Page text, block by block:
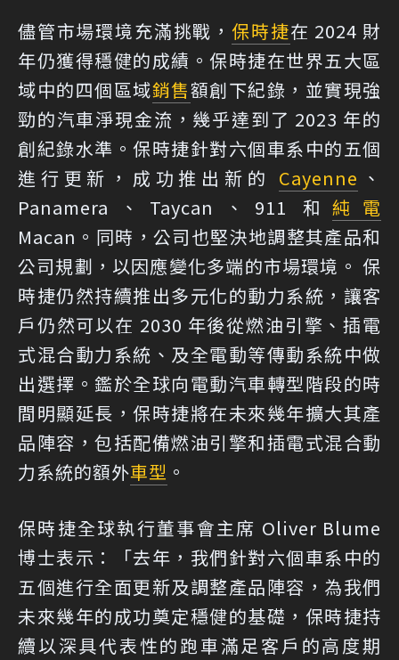
儘管市場環境充滿挑戰，保時捷在 2024 財
年仍獲得穩健的成績。保時捷在世界五大區
域中的四個區域銷售額創下紀錄，並實現強
勁的汽車淨現金流，幾乎達到了 2023 年的
創紀錄水準。保時捷針對六個車系中的五個
進行更新，成功推出新的 Cayenne 、
Panamera、Taycan、911 和純電
Macan。同時，公司也堅決地調整其產品和
公司規劃，以因應變化多端的市場環境。 保
時捷仍然持續推出多元化的動力系統，讓客
戶仍然可以在 2030 年後從燃油引擎、插電
式混合動力系統、及全電動等傳動系統中做
出選擇。鑑於全球向電動汽車轉型階段的時
間明顯延長，保時捷將在未來幾年擴大其產
品陣容，包括配備燃油引擎和插電式混合動
力系統的額外車型 。
保時捷全球執行董事會主席 Oliver Blume
博士表示：「去年，我們針對六個車系中的
五個進行全面更新及調整產品陣容，為我們
未來幾年的成功奠定穩健的基礎，保時捷持
續以深具代表性的跑車滿足客戶的高度期